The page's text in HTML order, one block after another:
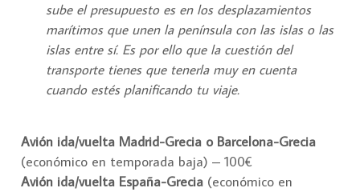
sube el presupuesto es en los desplazamientos
marítimos que unen la península con las islas o las
islas entre sí. Es por ello que la cuestión del
transporte tienes que tenerla muy en cuenta
cuando estés planificando tu viaje.
Avión ida/vuelta Madrid-Grecia o Barcelona-Grecia
(económico en temporada baja) – 100€
Avión ida/vuelta España-Grecia (económico en